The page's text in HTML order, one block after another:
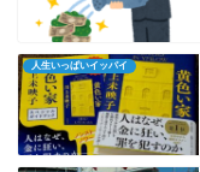
人生いっぱいイッパイ